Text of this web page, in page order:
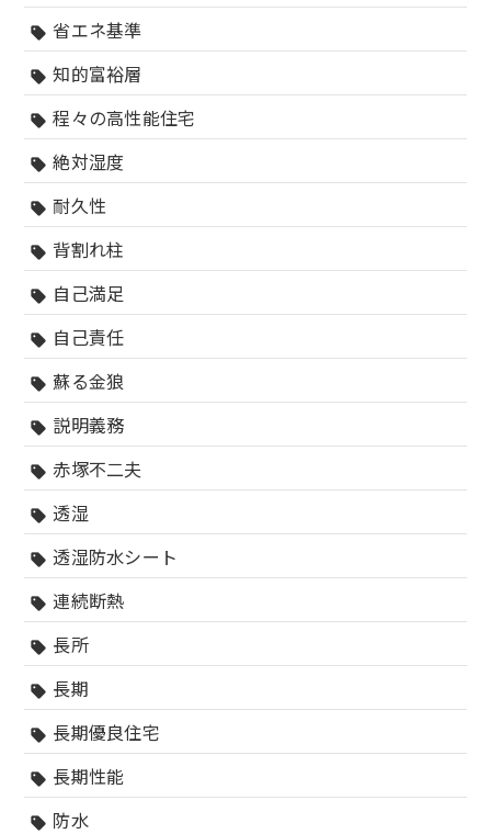
sell 省エネ基準
sell 知的富裕層
sell 程々の高性能住宅
sell 絶対湿度
sell 耐久性
sell 背割れ柱
sell 自己満足
sell 自己責任
sell 蘇る金狼
sell 説明義務
sell 赤塚不二夫
sell 透湿
sell 透湿防水シート
sell 連続断熱
sell 長所
sell 長期
sell 長期優良住宅
sell 長期性能
sell 防水